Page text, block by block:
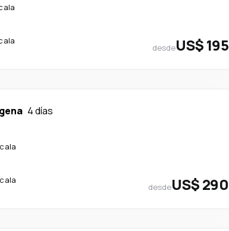
desdeUS$ 195
4 días
desdeUS$ 290